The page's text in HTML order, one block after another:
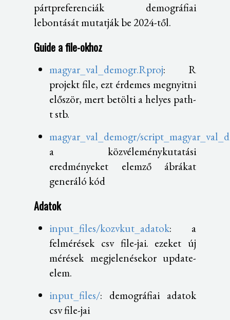
pártpreferenciák demográfiai
lebontását mutatják be 2024-től.
Guide a file-okhoz
magyar_val_demogr.Rproj: R
projekt file, ezt érdemes megnyitni
először, mert betölti a helyes path-
t stb.
magyar_val_demogr/
a közvéleménykutatási
eredményeket elemző ábrákat
generáló kód
Adatok
input_files/kozvkut_adatok: a
felmérések csv file-jai. ezeket új
mérések megjelenésekor update-
elem.
input_files/: demográfiai adatok
csv file-jai